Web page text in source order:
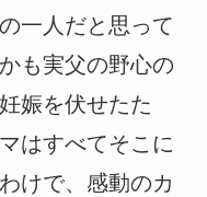
一人だと思って
も実父の野心の
娠を伏せたた
はすべてそこに
けで、感動のカ